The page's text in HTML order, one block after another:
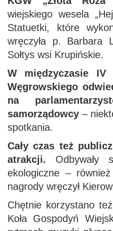
wiejskiego wesela
Statuetki, które
wręczyła p. Barbara
Sołtys wsi Krupińskie.
W międzyczasie IV
Węgrowskiego
na
samorządowcy –
spotkania.
Cały czas też
atrakcji. Odbywały
ekologiczne –
nagrody wręczył
Chętnie korzystano
Koła Gospodyń